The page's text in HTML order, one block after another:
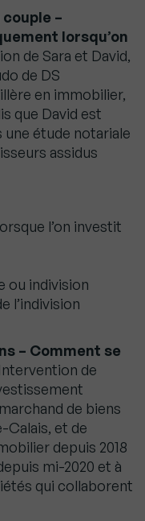
–
lorsqu’on
de Sara et David,
de DS
en immobilier,
que David est
étude notariale
assidus
l’on investit
ou indivision
l’indivision
– Comment se
Intervention de
de biens
Calais, et de
depuis 2018
mi-2020 et à
qui collaborent